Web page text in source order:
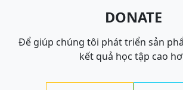
DONATE
Để giúp chúng tôi phát triển sản
kết quả học tập cao